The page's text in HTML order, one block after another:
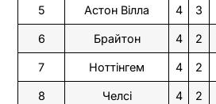
5 Астон Вілла 4 3
6 Брайтон 4 2
7 Ноттінгем 4 2
8 Челсі 4 2